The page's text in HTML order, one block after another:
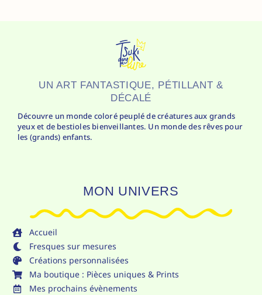
UN ART FANTASTIQUE, PÉTILLANT &
DÉCALÉ
Découvre un monde coloré peuplé de créatures aux grands
yeux et de bestioles bienveillantes. Un monde des rêves pour
les (grands) enfants.
MON UNIVERS
Accueil
Fresques sur mesures
Créations personnalisées
Ma boutique : Pièces uniques & Prints
Mes prochains évènements